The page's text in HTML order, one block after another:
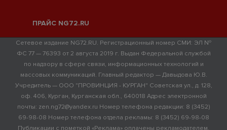
ПРАЙС NG72.RU
Сетевое издание NG72.RU. Регистрационный номер СМИ: ЭЛ №
ФС 77 — 76393 от 2 августа 2019 г. Выдан Федеральной службой
по надзору в сфере связи, информационных технологий и
массовых коммуникаций. Главный редактор — Давыдова Ю.В.
Учредитель — ООО "ПРОВИНЦИЯ - КУРГАН" Советская ул., д. 128,
оф. 406, Курган, Курганская обл., 640018 Адрес электронной
почты: zen.ng72@yandex.ru Номер телефона редакции: 8 (3452)
69-98-08 Номер телефона отдела рекламы: 8 (3452) 69-98-08
Публикации с пометкой «Реклама» оплачены рекламодателем.